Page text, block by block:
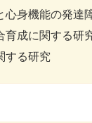
心身機能の発達
育成に関する研
する研究